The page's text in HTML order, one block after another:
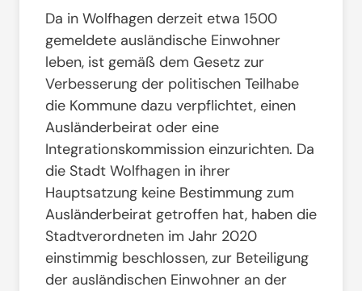
Da in Wolfhagen derzeit etwa 1500
gemeldete ausländische Einwohner
leben, ist gemäß dem Gesetz zur
Verbesserung der politischen Teilhabe
die Kommune dazu verpflichtet, einen
Ausländerbeirat oder eine
Integrationskommission einzurichten. Da
die Stadt Wolfhagen in ihrer
Hauptsatzung keine Bestimmung zum
Ausländerbeirat getroffen hat, haben die
Stadtverordneten im Jahr 2020
einstimmig beschlossen, zur Beteiligung
der ausländischen Einwohner an der